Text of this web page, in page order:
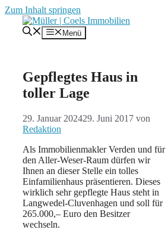
Zum Inhalt springen
Menü
Gepflegtes Haus in
toller Lage
29. Januar 202429. Juni 2017 von
Redaktion
Als Immobilienmakler Verden und für
den Aller-Weser-Raum dürfen wir
Ihnen an dieser Stelle ein tolles
Einfamilienhaus präsentieren. Dieses
wirklich sehr gepflegte Haus steht in
Langwedel-Cluvenhagen und soll für
265.000,– Euro den Besitzer
wechseln.